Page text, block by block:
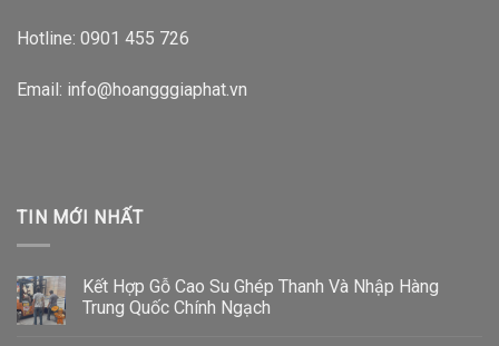
Hotline: 0901 455 726
Email: info@hoangggiaphat.vn
TIN MỚI NHẤT
Kết Hợp Gỗ Cao Su Ghép Thanh Và Nhập Hàng
Trung Quốc Chính Ngạch